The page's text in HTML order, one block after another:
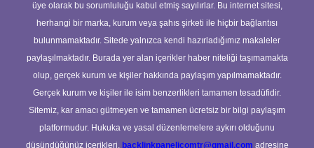
üye olarak bu sorumluluğu kabul etmiş sayılırlar. Bu internet sitesi,
herhangi bir marka, kurum veya şahıs şirketi ile hiçbir bağlantısı
bulunmamaktadır. Sitede yalnızca kendi hazırladığımız makaleler
paylaşılmaktadır. Burada yer alan içerikler haber niteliği taşımamakta
olup, gerçek kurum ve kişiler hakkında paylaşım yapılmamaktadır.
Gerçek kurum ve kişiler ile isim benzerlikleri tamamen tesadüfidir.
Sitemiz, kar amacı gütmeyen ve tamamen ücretsiz bir bilgi paylaşım
platformudur. Hukuka ve yasal düzenlemelere aykırı olduğunu
düşündüğünüz içerikleri, backlinkpanelicomtr@gmail.com adresine